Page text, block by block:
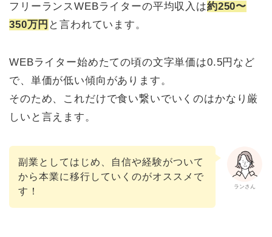
フリーランスWEBライターの平均収入は約250〜
350万円 と言われています。
WEBライター始めたての頃の文字単価は0.5円など
で、単価が低い傾向があります。
そのため、これだけで食い繋いでいくのはかなり厳
しいと言えます。
ランさん
副業としてはじめ、自信や経験がついて
から本業に移行していくのがオススメで
す！